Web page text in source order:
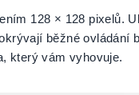
128 × 128 pixelů.
běžné
který vám vyhovuje.